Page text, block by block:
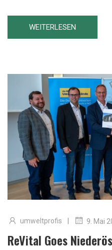
WEITERLESEN
umweltprofis 9. Mai
ReVital Goes